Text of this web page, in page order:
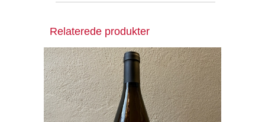
Relaterede produkter